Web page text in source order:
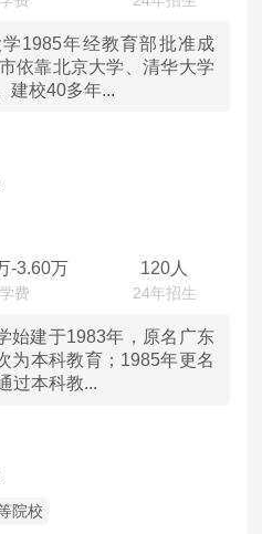
1985年经教育部批准成
依靠北京大学、清华大学
建校40多年...
-3.60万 120人
始建于1983年，原名广东
为本科教育；1985年更名
过本科教...
院校